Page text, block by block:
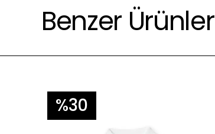
Benzer Ürünler
%30